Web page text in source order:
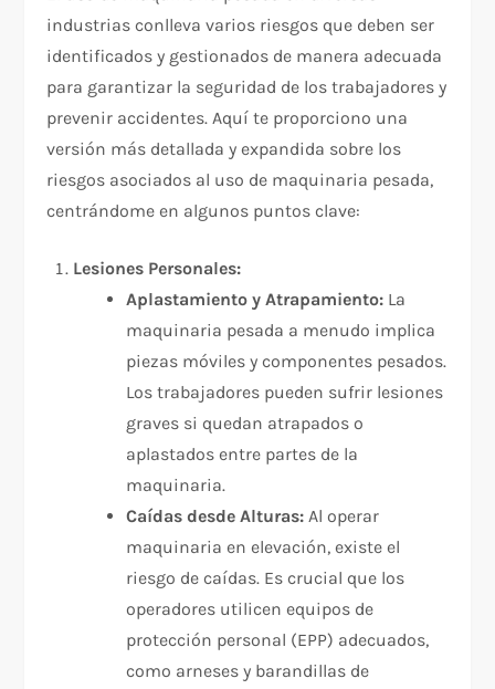
industrias conlleva varios riesgos que deben ser
identificados y gestionados de manera adecuada
para garantizar la seguridad de los trabajadores y
prevenir accidentes. Aquí te proporciono una
versión más detallada y expandida sobre los
riesgos asociados al uso de maquinaria pesada,
centrándome en algunos puntos clave:
Lesiones Personales:
Aplastamiento y Atrapamiento: La
maquinaria pesada a menudo implica
piezas móviles y componentes pesados.
Los trabajadores pueden sufrir lesiones
graves si quedan atrapados o
aplastados entre partes de la
maquinaria.
Caídas desde Alturas: Al operar
maquinaria en elevación, existe el
riesgo de caídas. Es crucial que los
operadores utilicen equipos de
protección personal (EPP) adecuados,
como arneses y barandillas de